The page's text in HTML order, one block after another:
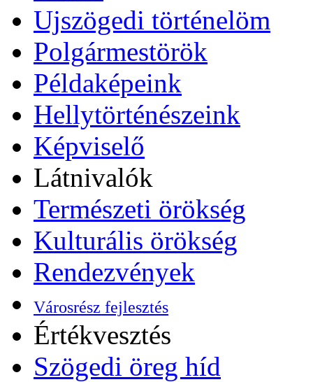
Ujszögedi történelöm
Polgármestörök
Példaképeink
Hellytörténészeink
Képviselő
Látnivalók
Természeti örökség
Kulturális örökség
Rendezvények
Városrész fejlesztés
Értékvesztés
Szögedi öreg híd